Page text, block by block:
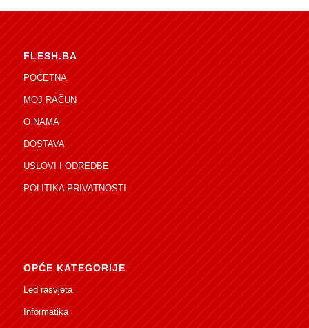
FLESH.BA
POČETNA
MOJ RAČUN
O NAMA
DOSTAVA
USLOVI I ODREDBE
POLITIKA PRIVATNOSTI
OPĆE KATEGORIJE
Led rasvjeta
Informatika